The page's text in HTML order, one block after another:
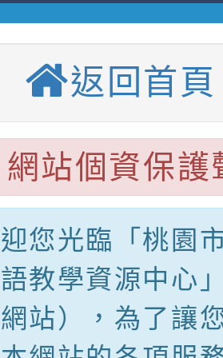
返回首頁
網站個資保護
您光臨「桃園
教學資源中心
站），為了讓